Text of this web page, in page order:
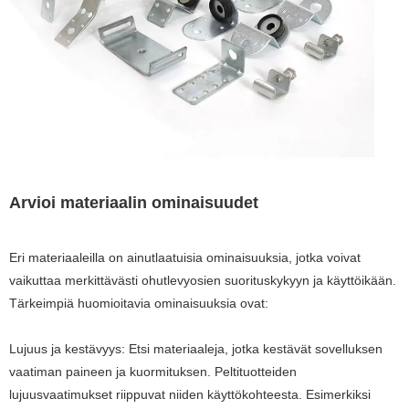
Arvioi materiaalin ominaisuudet
Eri materiaaleilla on ainutlaatuisia ominaisuuksia, jotka voivat
vaikuttaa merkittävästi ohutlevyosien suorituskykyyn ja käyttöikään.
Tärkeimpiä huomioitavia ominaisuuksia ovat:
Lujuus ja kestävyys: Etsi materiaaleja, jotka kestävät sovelluksen
vaatiman paineen ja kuormituksen. Peltituotteiden
lujuusvaatimukset riippuvat niiden käyttökohteesta. Esimerkiksi